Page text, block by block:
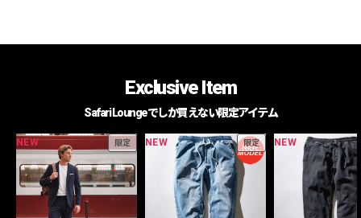
Exclusive Item
Safari Loungeでしか買えない限定アイテム
NEW 限定 NEW 限定 NEW